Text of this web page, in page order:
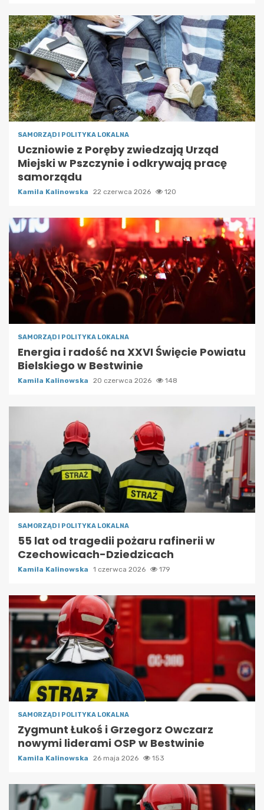
SAMORZĄD I POLITYKA LOKALNA
Uczniowie z Poręby zwiedzają Urząd
Miejski w Pszczynie i odkrywają pracę
samorządu
Kamila Kalinowska 22 czerwca 2026 120
SAMORZĄD I POLITYKA LOKALNA
Energia i radość na XXVI Święcie Powiatu
Bielskiego w Bestwinie
Kamila Kalinowska 20 czerwca 2026 148
SAMORZĄD I POLITYKA LOKALNA
55 lat od tragedii pożaru rafinerii w
Czechowicach-Dziedzicach
Kamila Kalinowska 1 czerwca 2026 179
SAMORZĄD I POLITYKA LOKALNA
Zygmunt Łukoś i Grzegorz Owczarz
nowymi liderami OSP w Bestwinie
Kamila Kalinowska 26 maja 2026 153